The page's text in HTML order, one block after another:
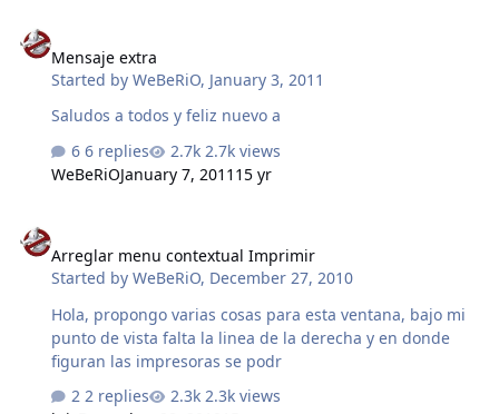
antes, Como tambien haciendolo uno por uno ya que
quizas pense que eran demasiados cambios en una sola
integracion, pero aun asi el sidebar sigue sin integrarse
o sigue sin aparecer la barra lateral del sidebar en el
primer in…
Mensaje extra
Started byWeBeRiO, January 3, 2011
Saludos a todos y feliz nuevo a
6 replies
2.7k views
WeBeRiOJanuary 7, 2011 15 yr
Arreglar menu contextual Imprimir
Started byWeBeRiO, December 27, 2010
Hola, propongo varias cosas para esta ventana, bajo mi
punto de vista falta la linea de la derecha y en donde
figuran las impresoras se podr
2 replies
2.3k views